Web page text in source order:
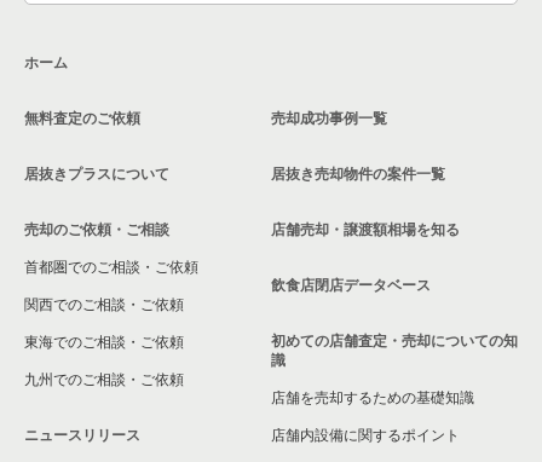
茅ヶ崎市の飲食店の居抜き売却物件の案件一覧
川崎市麻生区の飲食店の居抜き売却物件の案件一覧
相模原市中央区の飲食店の居抜き売却物件の案件一覧
横浜市保土ケ谷区の飲食店の居抜き売却物件の案件一覧
横浜市旭区の飲食店の居抜き売却物件の案件一覧
横浜市緑区の飲食店の居抜き売却物件の案件一覧
平塚市の飲食店の居抜き売却物件の案件一覧
ホーム
無料査定のご依頼
居抜きプラスについて
売却のご依頼・ご相談
首都圏でのご相談・ご依頼
関西でのご相談・ご依頼
東海でのご相談・ご依頼
九州でのご相談・ご依頼
ニュースリリース
売却成功事例一覧
居抜き売却物件の案件一覧
店舗売却・譲渡額相場を知る
飲食店閉店データベース
初めての店舗査定・売却についての知
識
店舗を売却するための基礎知識
店舗内設備に関するポイント